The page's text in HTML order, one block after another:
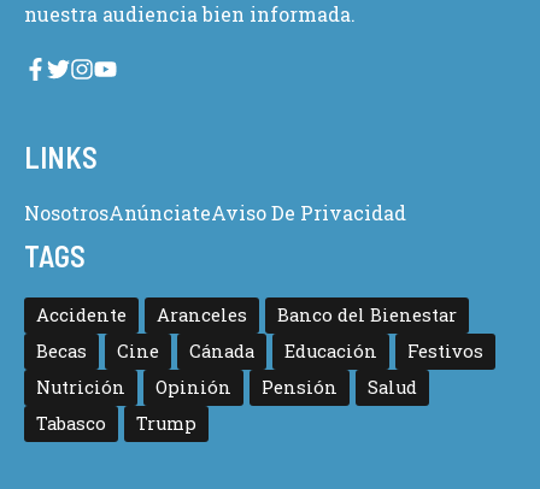
nuestra audiencia bien informada.
LINKS
NosotrosAnúnciateAviso De Privacidad
TAGS
Accidente Aranceles
Banco del Bienestar
Becas
Cine Cánada Educación
Festivos
Nutrición
Opinión Pensión
Salud
Tabasco
Trump